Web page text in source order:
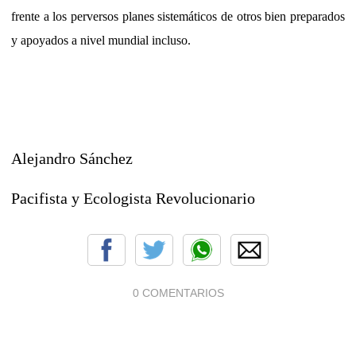
frente a los perversos planes sistemáticos de otros bien preparados
y apoyados a nivel mundial incluso.
Alejandro Sánchez
Pacifista y Ecologista Revolucionario
0 COMENTARIOS